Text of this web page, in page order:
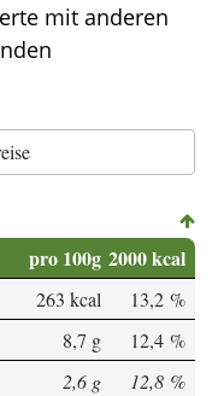
mit anderen
pro 100g 2000 kcal
263 kcal
13,2 %
8,7 g
12,4 %
2,6 g
12,8 %